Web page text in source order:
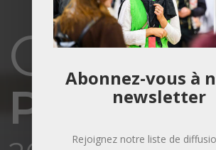
Paris
Abonnez-vous à
newsletter
Rejoignez notre liste de